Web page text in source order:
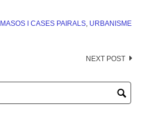
MASOS I CASES PAIRALS, URBANISME
NEXT POST